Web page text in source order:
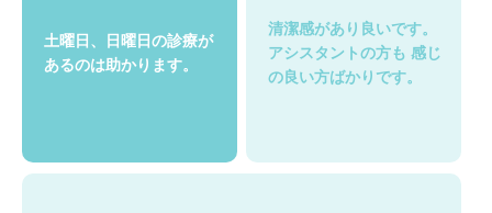
土曜日、日曜日の診療が
あるのは助かります。
清潔感があり良いです。
アシスタントの方も 感じ
の良い方ばかりです。